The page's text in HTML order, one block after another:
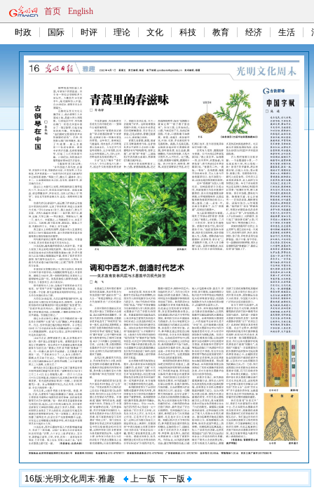
首页 English
时政 国际 时评 理论 文化 科技 教育 经济 生活
16版:光明文化周末·雅趣 上一版 下一版